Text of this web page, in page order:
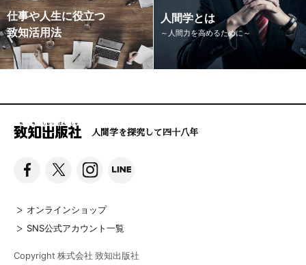
仕事や人生に役立つ
致知活用法
人間学とは
～人間力を高めるために～
人間学を探究して四十八年
オンラインショップ
SNS公式アカウント一覧
Copyright 株式会社 致知出版社